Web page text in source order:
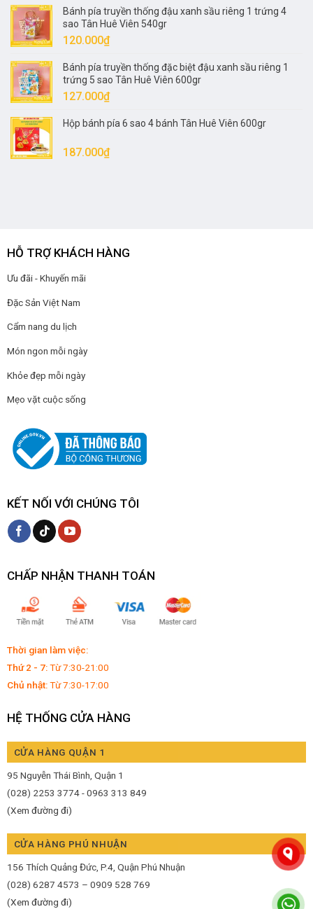
Bánh pía truyền thống đậu xanh sầu riêng 1 trứng 4
sao Tân Huê Viên 540gr
120.000₫
Bánh pía truyền thống đặc biệt đậu xanh sầu riêng 1
trứng 5 sao Tân Huê Viên 600gr
127.000₫
Hộp bánh pía 6 sao 4 bánh Tân Huê Viên 600gr
187.000₫
HỖ TRỢ KHÁCH HÀNG
Ưu đãi - Khuyến mãi
Đặc Sản Việt Nam
Cẩm nang du lịch
Món ngon mỗi ngày
Khỏe đẹp mỗi ngày
Mẹo vặt cuộc sống
KẾT NỐI VỚI CHÚNG TÔI
CHẤP NHẬN THANH TOÁN
Thời gian làm việc:
Thứ 2 - 7:Từ 7:30-21:00
Chủ nhật:Từ 7:30-17:00
HỆ THỐNG CỬA HÀNG
CỬA HÀNG QUẬN 1
95 Nguyễn Thái Bình, Quận 1
(028) 2253 3774 - 0963 313 849
(Xem đường đi)
CỬA HÀNG PHÚ NHUẬN
156 Thích Quảng Đức, P.4, Quận Phú Nhuận
(028) 6287 4573 – 0909 528 769
(Xem đường đi)